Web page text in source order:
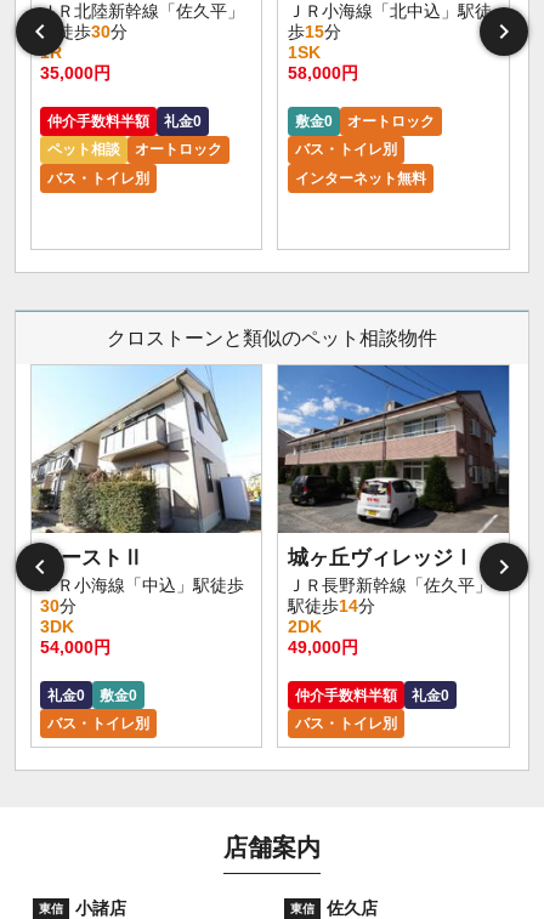
ＪＲ北陸新幹線「佐久平」
駅徒歩30分
1R
35,000円
仲介手数料半額
礼金0
ペット相談
オートロック
バス・トイレ別
ＪＲ小海線「北中込」駅徒
歩15分
1SK
58,000円
敷金0
オートロック
バス・トイレ別
インターネット無料
クロストーンと類似のペット相談物件
イーストⅡ
ＪＲ小海線「中込」駅徒歩
30分
3DK
54,000円
礼金0
敷金0
バス・トイレ別
城ヶ丘ヴィレッジⅠ
ＪＲ長野新幹線「佐久平」
駅徒歩14分
2DK
49,000円
仲介手数料半額
礼金0
バス・トイレ別
店舗案内
東信 小諸店 東信 佐久店